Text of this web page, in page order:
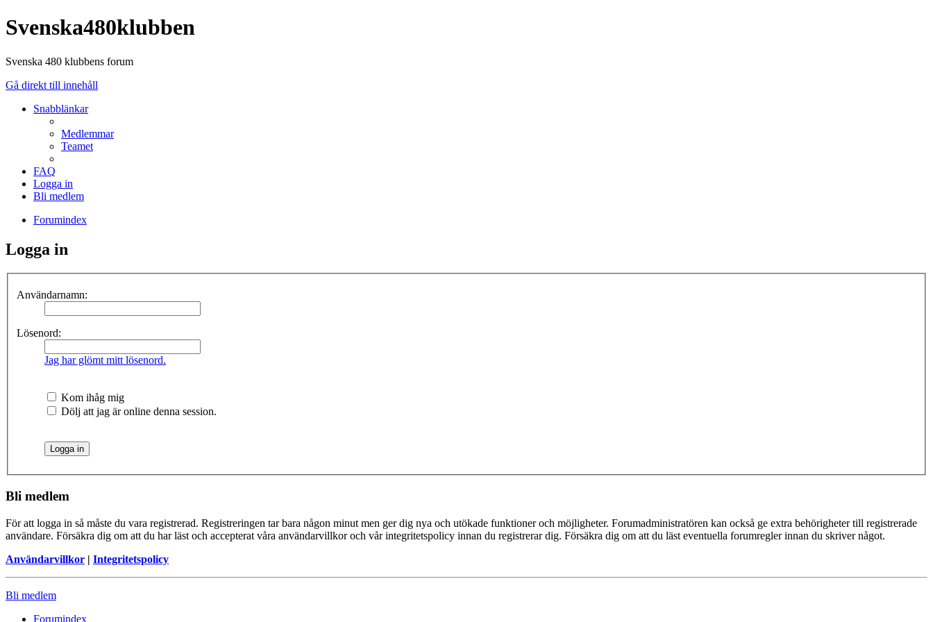
Svenska480klubben
Svenska 480 klubbens forum
Gå direkt till innehåll
Snabblänkar
Medlemmar
Teamet
FAQ
Logga in
Bli medlem
Forumindex
Logga in
Användarnamn:
Lösenord:
Jag har glömt mitt lösenord.
Kom ihåg mig
Dölj att jag är online denna session.
Bli medlem
För att logga in så måste du vara registrerad. Registreringen tar bara någon minut men ger dig nya och utökade funktioner och möjligheter. Forumadministratören kan också ge extra behörigheter till registrerade
användare. Försäkra dig om att du har läst och accepterat våra användarvillkor och vår integritetspolicy innan du registrerar dig. Försäkra dig om att du läst eventuella forumregler innan du skriver något.
Användarvillkor | Integritetspolicy
Bli medlem
Forumindex